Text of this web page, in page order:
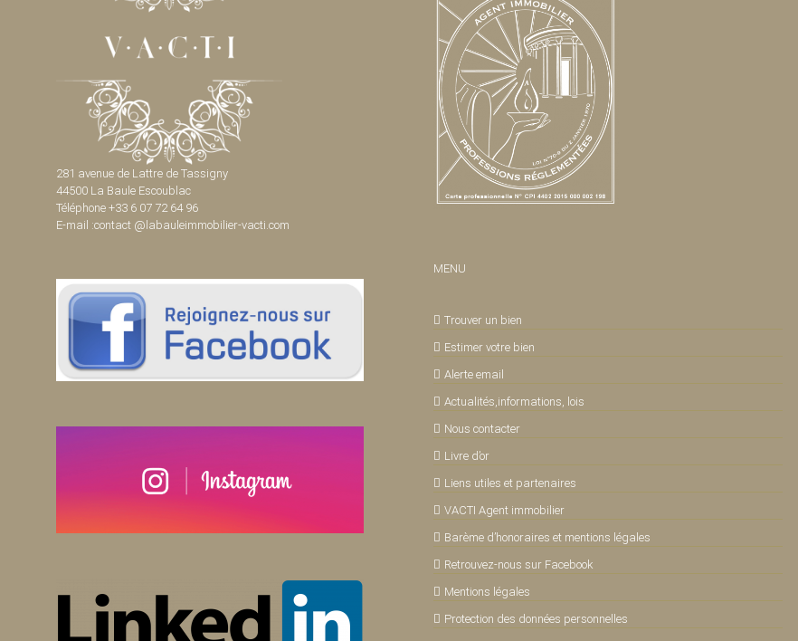
281 avenue de Lattre de Tassigny
44500 La Baule Escoublac
Téléphone +33 6 07 72 64 96
E-mail :contact @labauleimmobilier-vacti.com
MENU
Trouver un bien
Estimer votre bien
Alerte email
Actualités,informations, lois
Nous contacter
Livre d’or
Liens utiles et partenaires
VACTI Agent immobilier
Barème d’honoraires et mentions légales
Retrouvez-nous sur Facebook
Mentions légales
Protection des données personnelles